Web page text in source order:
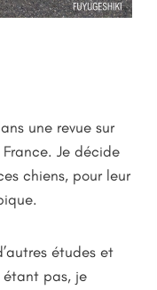
une revue sur
Je décide
chiens, pour leur
études et
étant pas, je